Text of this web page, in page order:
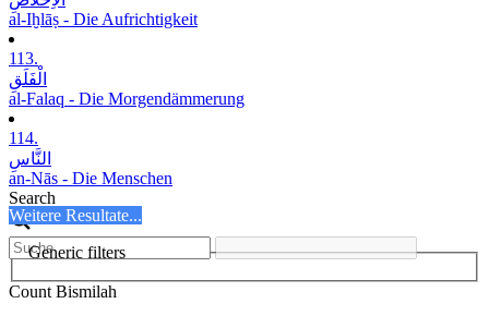
al-Iḫlāṣ - Die Aufrichtigkeit
113.
الْفَلَقِ
al-Falaq - Die Morgendämmerung
114.
النَّاسِ
an-Nās - Die Menschen
Search
Weitere Resultate...
Generic filters
Count Bismilah